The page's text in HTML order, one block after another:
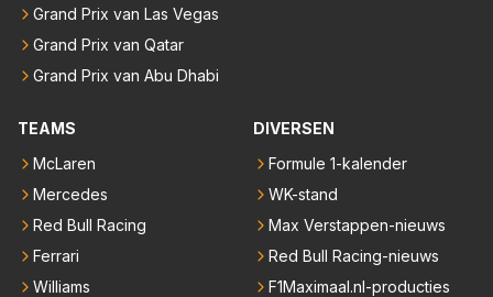
Grand Prix van Las Vegas
Grand Prix van Qatar
Grand Prix van Abu Dhabi
TEAMS
McLaren
Mercedes
Red Bull Racing
Ferrari
Williams
DIVERSEN
Formule 1-kalender
WK-stand
Max Verstappen-nieuws
Red Bull Racing-nieuws
F1Maximaal.nl-producties